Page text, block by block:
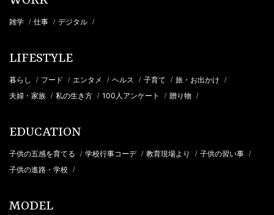
雑学 / 仕事 / デジタル /
LIFESTYLE
暮らし / フード / エンタメ / ヘルス / 子育て / 旅・お出かけ /
夫婦・家族 / 私の生き方 / 100人アンケート / 贈り物 /
EDUCATION
子供の五感を育てる / 学校行事コーデ / 教育現場より / 子供の習い事 /
子供の進路・学校 /
MODEL